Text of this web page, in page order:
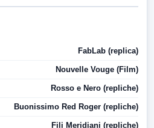
FabLab (replica)
Nouvelle Vouge (Film)
Rosso e Nero (repliche)
Buonissimo Red Roger (repliche)
Fili Meridiani (repliche)